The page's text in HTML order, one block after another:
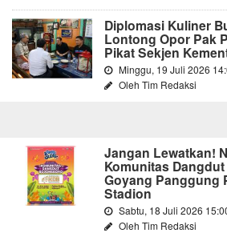
Diplomasi Kuliner
Lontong Opor Pak
Pikat Sekjen
Minggu, 19 Juli 2026
Oleh Tim Redaksi
Jangan Lewatkan!
Komunitas
Goyang Panggung
Stadion
Sabtu, 18 Juli 2026
Oleh Tim Redaksi